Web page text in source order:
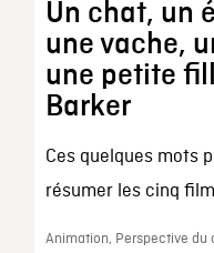
Un chat, un
une vache,
une petite
Barker
Ces quelques mots
résumer les cinq
Animation, Perspective du